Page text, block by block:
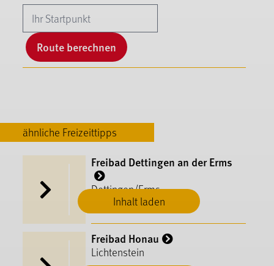
Route berechnen
ähnliche Freizeittipps
Inhalt laden
Freibad Dettingen an der Erms
Dettingen/Erms
Freibad Honau
Lichtenstein